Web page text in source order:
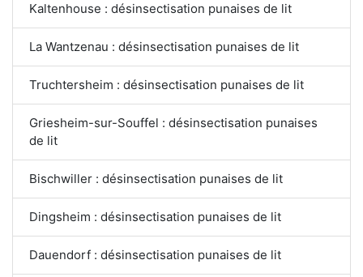
Kaltenhouse : désinsectisation punaises de lit
La Wantzenau : désinsectisation punaises de lit
Truchtersheim : désinsectisation punaises de lit
Griesheim-sur-Souffel : désinsectisation punaises
de lit
Bischwiller : désinsectisation punaises de lit
Dingsheim : désinsectisation punaises de lit
Dauendorf : désinsectisation punaises de lit